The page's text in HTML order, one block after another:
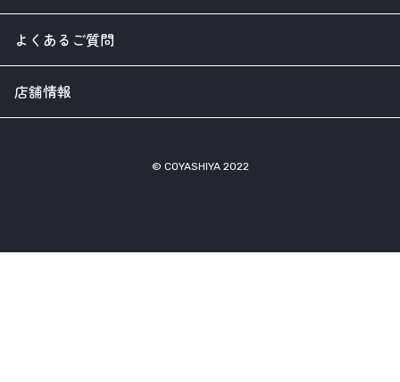
よくあるご質問
店舗情報
© COYASHIYA 2022